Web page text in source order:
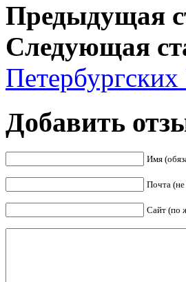
Предыдущая
Следующая
Добавить
Имя
Почта (не
Сайт (по